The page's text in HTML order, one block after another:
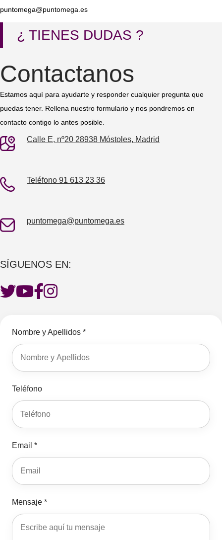
puntomega@puntomega.es
¿ TIENES DUDAS ?
Contactanos
Estamos aquí para ayudarte y responder cualquier pregunta que
puedas tener. Rellena nuestro formulario y nos pondremos en
contacto contigo lo antes posible.
Calle E, nº20 28938 Móstoles, Madrid
Teléfono 91 613 23 36
puntomega@puntomega.es
SÍGUENOS EN:
Nombre y Apellidos *
Teléfono
Email *
Mensaje *